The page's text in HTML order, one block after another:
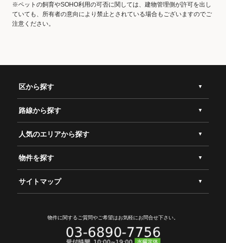
※ペットの飼育やSOHO利用の可否に関しては、建物管理側が許可を出し
ていても、所有者の意向により禁止とされている場合もございますのでご
注意ください。
区から探す
路線から探す
人気のエリアから探す
物件を探す
サイトマップ
物件に関するご質問やご希望はお気軽にお問合せ下さい。